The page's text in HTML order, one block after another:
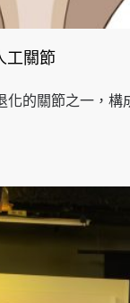
工關節
化的關節之一，